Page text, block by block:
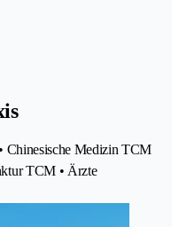
Chinesische Medizin TCM
TCM • Ärzte